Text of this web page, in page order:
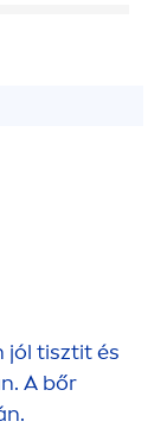
jól tisztit és
A bőr